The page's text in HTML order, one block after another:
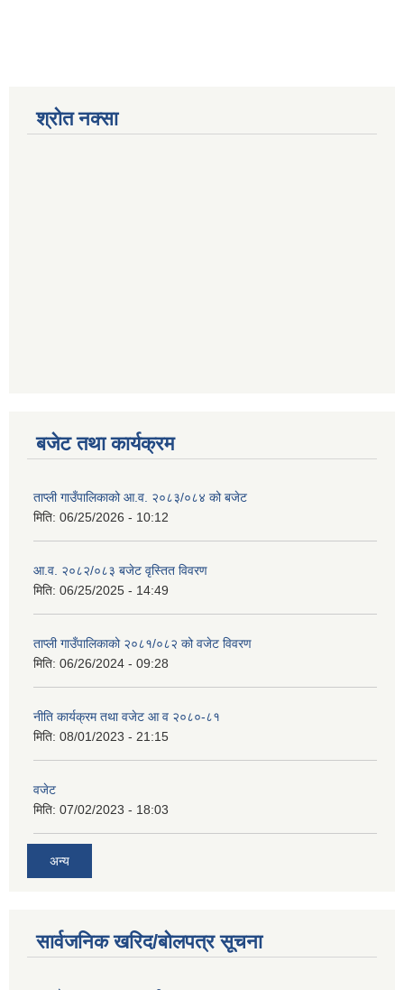
श्रोत नक्सा
बजेट तथा कार्यक्रम
ताप्ली गाउँपालिकाको आ.व. २०८३/०८४ को बजेट
मिति: 06/25/2026 - 10:12
आ.व. २०८२/०८३ बजेट वृस्तित विवरण
मिति: 06/25/2025 - 14:49
ताप्ली गाउँपालिकाको २०८१/०८२ को वजेट विवरण
मिति: 06/26/2024 - 09:28
नीति कार्यक्रम तथा वजेट आ व २०८०-८१
मिति: 08/01/2023 - 21:15
वजेट
मिति: 07/02/2023 - 18:03
अन्य
सार्वजनिक खरिद/बोलपत्र सूचना